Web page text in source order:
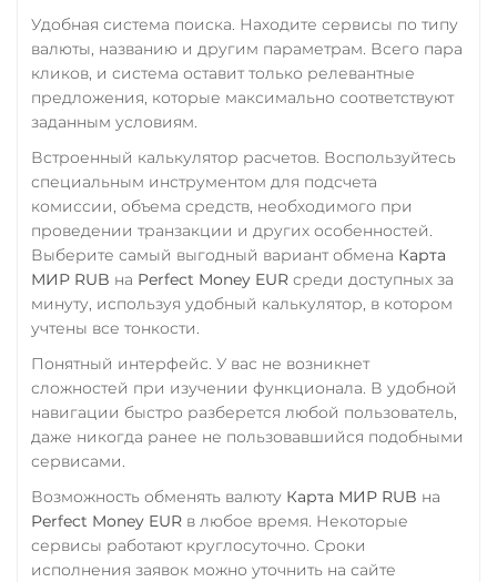
ERC20 BEP20
TRC20
AVAX
SOL
Polygon
CRONOS
ARB
OP
BASE
RONIN NEAR
Utopia USD (UUSD)
VeChain (VET)
Verge (XVG)
WAVES
Wrapped Bitcoin (WBTC)
Wrapped Ethereum
ERC20
CRO
RONIN
Zcash (ZEC)
Сбербанк
RUB
Счет ИП/ООО
EUR CNY
Тинькофф
RUB
УкрСиббанк UAH
Центр Кредит KZT
Элкарт KGS
Удобная система поиска. Находите сервисы по типу
валюты, названию и другим параметрам. Всего пара
кликов, и система оставит только релевантные
предложения, которые максимально соответствуют
заданным условиям.
Встроенный калькулятор расчетов. Воспользуйтесь
специальным инструментом для подсчета
комиссии, объема средств, необходимого при
проведении транзакции и других особенностей.
Выберите самый выгодный вариант обмена Карта
МИР RUB на Perfect Money EUR среди доступных за
минуту, используя удобный калькулятор, в котором
учтены все тонкости.
Понятный интерфейс. У вас не возникнет
сложностей при изучении функционала. В удобной
навигации быстро разберется любой пользователь,
даже никогда ранее не пользовавшийся подобными
сервисами.
Возможность обменять валюту Карта МИР RUB на
Perfect Money EUR в любое время. Некоторые
сервисы работают круглосуточно. Сроки
исполнения заявок можно уточнить на сайте